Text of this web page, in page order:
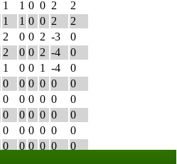
1 1 0 0 2
2
1 1 0 0 2
2
2 0 0 2 -3
0
2 0 0 2 -4
0
1 0 0 1 -4
0
0 0 0 0 0
0
0 0 0 0 0
0
0 0 0 0 0
0
0 0 0 0 0
0
0 0 0 0 0 0